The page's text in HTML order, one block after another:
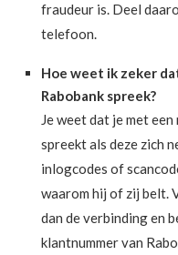
fraudeur is. Deel
telefoon.
Hoe weet ik zeker
Rabobank spreek?
Je weet dat je met
spreekt als deze zich
inlogcodes of
waarom hij of zij belt.
dan de verbinding en
klantnummer van